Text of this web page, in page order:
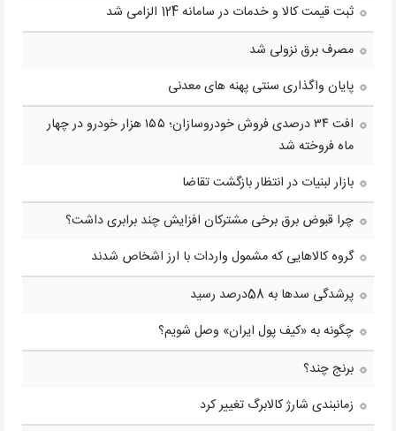
ثبت قیمت کالا و خدمات در سامانه 124 الزامی شد
مصرف برق نزولی شد
پایان واگذاری سنتی پهنه های معدنی
افت ۳۴ درصدی فروش خودروسازان؛ ۱۵۵ هزار خودرو در چهار
ماه فروخته شد
بازار لبنیات در انتظار بازگشت تقاضا
چرا قبوض برق برخی مشترکان افزایش چند برابری داشت؟
گروه کالاهایی که مشمول واردات با ارز اشخاص شدند
پرشدگی سدها به 58درصد رسید
چگونه به «کیف پول ایران» وصل شویم؟
برنج چند؟
زمانبندی شارژ کالابرگ تغییر کرد